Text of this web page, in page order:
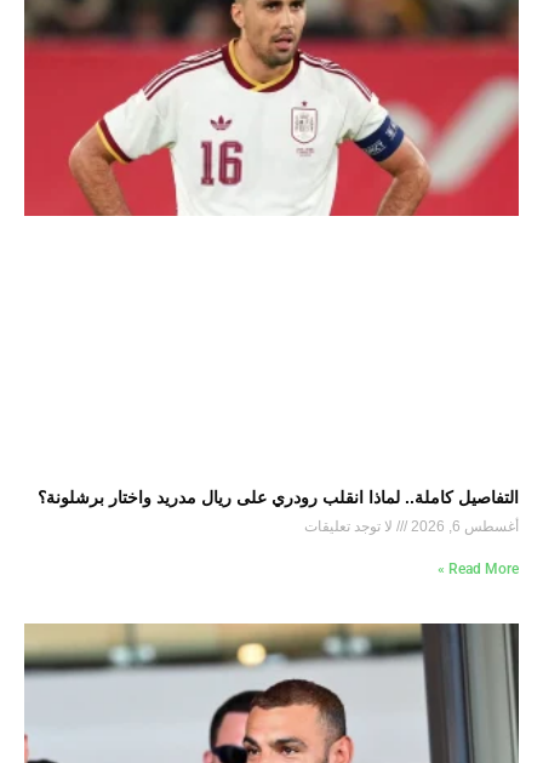
التفاصيل كاملة.. لماذا انقلب رودري على ريال مدريد واختار برشلونة؟
أغسطس 6, 2026 لا توجد تعليقات
Read More »